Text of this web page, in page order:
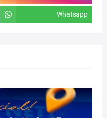
Whatsapp